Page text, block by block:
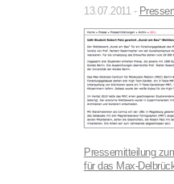
13.07.2011 -
Pressemitteilung
für das Max-